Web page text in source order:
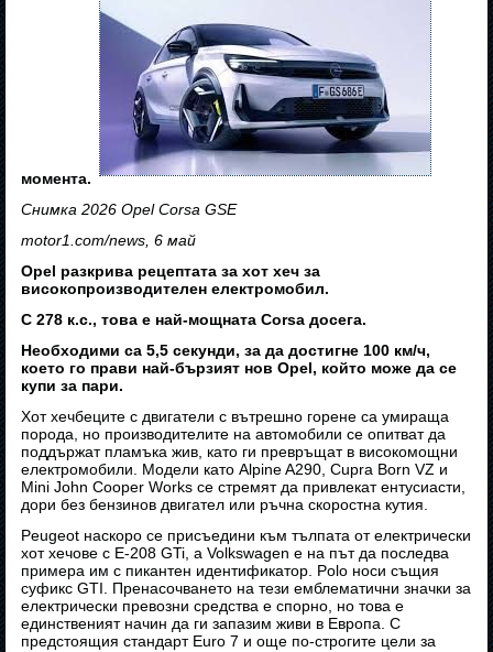
момента.
Снимка 2026 Opel Corsa GSE
motor1.com/news, 6 май
Opel разкрива рецептата за хот хеч за
високопроизводителен електромобил.
С 278 к.с., това е най-мощната Corsa досега.
Необходими са 5,5 секунди, за да достигне 100 км/ч,
което го прави най-бързият нов Opel, който може да се
купи за пари.
Хот хечбеците с двигатели с вътрешно горене са умираща
порода, но производителите на автомобили се опитват да
поддържат пламъка жив, като ги превръщат в високомощни
електромобили. Модели като Alpine A290, Cupra Born VZ и
Mini John Cooper Works се стремят да привлекат ентусиасти,
дори без бензинов двигател или ръчна скоростна кутия.
Peugeot наскоро се присъедини към тълпата от електрически
хот хечове с E-208 GTi, а Volkswagen е на път да последва
примера им с пикантен идентификатор. Polo носи същия
суфикс GTI. Пренасочването на тези емблематични значки за
електрически превозни средства е спорно, но това е
единственият начин да ги запазим живи в Европа. С
предстоящия стандарт Euro 7 и още по-строгите цели за